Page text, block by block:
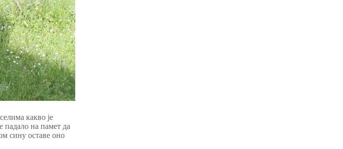
какво је
на памет да
сину оставе оно